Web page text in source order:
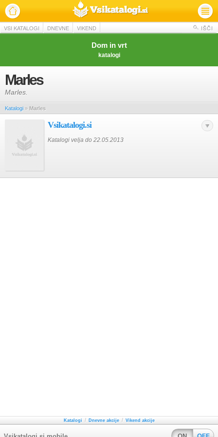
VSI KATALOGI DNEVNE VIKEND IŠČI
Dom in vrt
katalogi
Marles
Marles.
Katalogi » Marles
Vsikatalogi.si
Katalogi velja do 22.05.2013
Katalogi / Dnevne akcije / Vikend akcije